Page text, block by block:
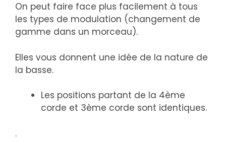
On peut faire face plus facilement à tous
les types de modulation (changement de
gamme dans un morceau).
Elles vous donnent une idée de la nature de
la basse.
Les positions partant de la 4ème
corde et 3ème corde sont identiques.
.